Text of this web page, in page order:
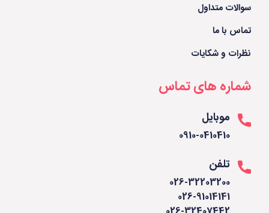
سوالات متداول
تماس با ما
نظرات و شکایات
شماره های تماس
موبایل
0910-0410410
تلفن
026-32203200
026-91014141